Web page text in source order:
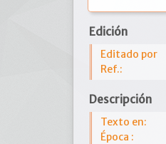
Edición
Editado por
Ref.:
Descripción
Texto en:
Época :